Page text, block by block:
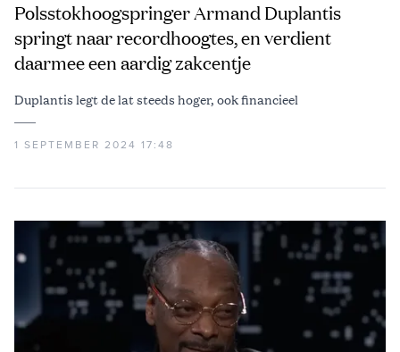
Polsstokhoogspringer Armand Duplantis
springt naar recordhoogtes, en verdient
daarmee een aardig zakcentje
Duplantis legt de lat steeds hoger, ook financieel
1 SEPTEMBER 2024 17:48